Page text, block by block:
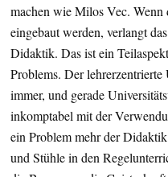
machen wie Milos Vec.
eingebaut werden, verlangt
Didaktik. Das ist ein
Problems. Der
immer, und gerade
inkomptabel mit der
ein Problem mehr der
und Stühle in den